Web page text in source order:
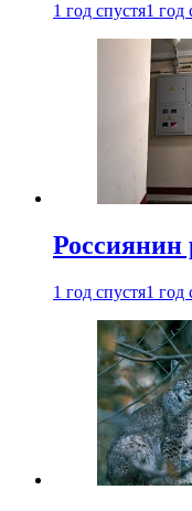
1 год спустя1 год
Россиянин
1 год спустя1 год